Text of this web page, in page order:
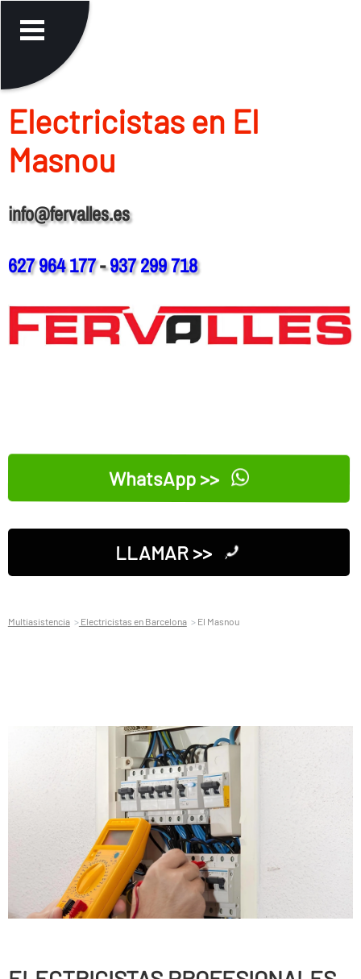
Electricistas en El
Masnou
info@fervalles.es
627 964 177-937 299 718
WhatsApp >>
LLAMAR >>
Multiasistencia Electricistas en Barcelona El Masnou